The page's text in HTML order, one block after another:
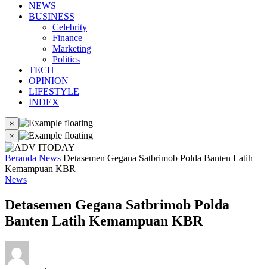
NEWS
BUSINESS
Celebrity
Finance
Marketing
Politics
TECH
OPINION
LIFESTYLE
INDEX
×
×
Beranda News Detasemen Gegana Satbrimob Polda Banten Latih
Kemampuan KBR
News
Detasemen Gegana Satbrimob Polda
Banten Latih Kemampuan KBR